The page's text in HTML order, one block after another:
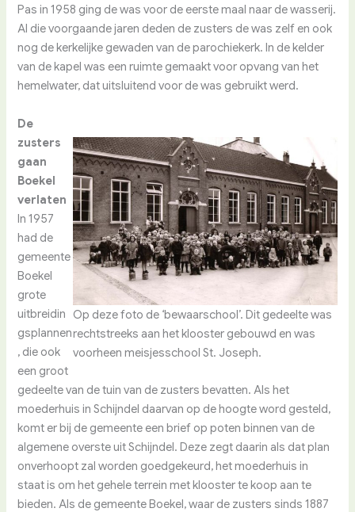
Pas in 1958 ging de was voor de eerste maal naar de wasserij.
Al die voorgaande jaren deden de zusters de was zelf en ook
nog de kerkelijke gewaden van de parochiekerk. In de kelder
van de kapel was een ruimte gemaakt voor opvang van het
hemelwater, dat uitsluitend voor de was gebruikt werd.
Op deze foto de ‘bewaarschool’. Dit gedeelte was
rechtstreeks aan het klooster gebouwd en was
voorheen meisjesschool St. Joseph.
De
zusters
gaan
Boekel
verlaten
In 1957
had de
gemeente
Boekel
grote
uitbreidin
gsplannen
, die ook
een groot
gedeelte van de tuin van de zusters bevatten. Als het
moederhuis in Schijndel daarvan op de hoogte word gesteld,
komt er bij de gemeente een brief op poten binnen van de
algemene overste uit Schijndel. Deze zegt daarin als dat plan
onverhoopt zal worden goedgekeurd, het moederhuis in
staat is om het gehele terrein met klooster te koop aan te
bieden. Als de gemeente Boekel, waar de zusters sinds 1887